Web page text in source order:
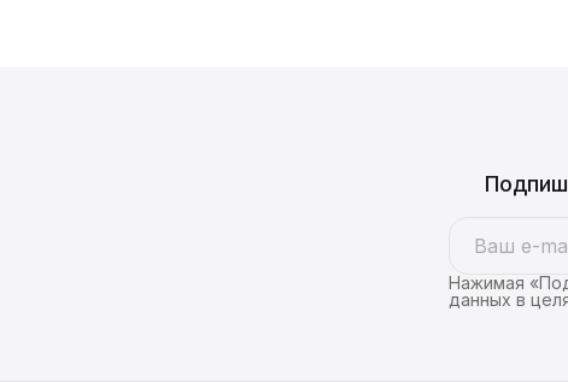
Нажимая
данных в